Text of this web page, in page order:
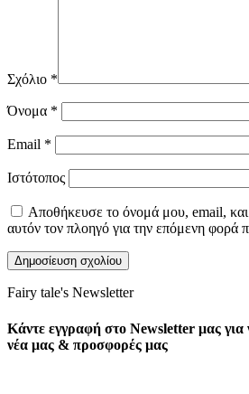
Σχόλιο *
Όνομα *
Email *
Ιστότοπος
Αποθήκευσε το όνομά μου, email, και
αυτόν τον πλοηγό για την επόμενη φορά
Fairy tale's Newsletter
Κάντε εγγραφή στο Newsletter μας για
νέα μας & προσφορές μας